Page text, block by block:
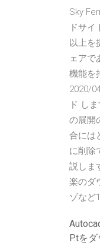
Sky
ドサ
以上を
ェアで
機能を
2020/
ド し
の展開
合には
に削除
説しま
楽のダ
ゾなど
P.tを